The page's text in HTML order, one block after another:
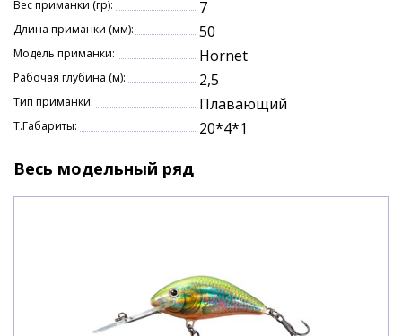
Характеристики
длина: 50 мм.
глубина погружения: 3,5 — 4,0 м.
тип: тонущий
Вес приманки (гр): 7
Длина приманки (мм): 50
Модель приманки: Hornet
Рабочая глубина (м): 2,5
Тип приманки: Плавающий
Т.Габариты: 20*4*1
Весь модельный ряд